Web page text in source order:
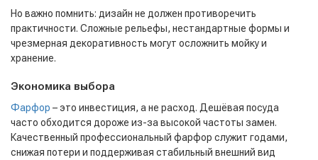
Но важно помнить: дизайн не должен противоречить
практичности. Сложные рельефы, нестандартные формы и
чрезмерная декоративность могут осложнить мойку и
хранение.
Экономика выбора
Фарфор – это инвестиция, а не расход. Дешёвая посуда
часто обходится дороже из-за высокой частоты замен.
Качественный профессиональный фарфор служит годами,
снижая потери и поддерживая стабильный внешний вид